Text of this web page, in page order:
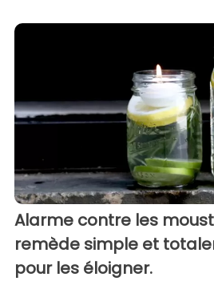
Alarme contre les
remède simple et
pour les éloigner.